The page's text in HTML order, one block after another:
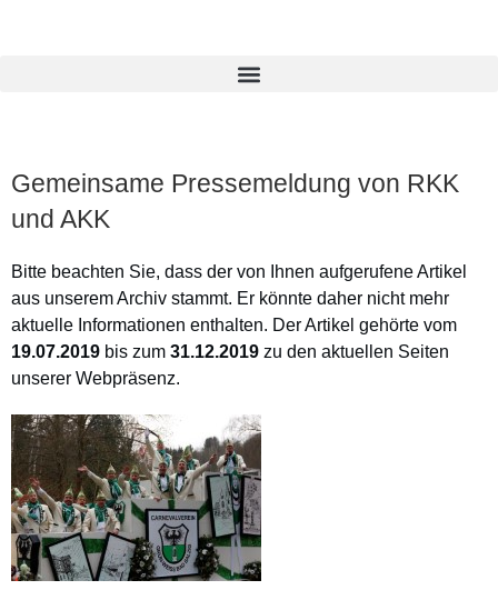
Gemeinsame Pressemeldung von RKK
und AKK
Bitte beachten Sie, dass der von Ihnen aufgerufene Artikel
aus unserem Archiv stammt. Er könnte daher nicht mehr
aktuelle Informationen enthalten. Der Artikel gehörte vom
19.07.2019 bis zum 31.12.2019 zu den aktuellen Seiten
unserer Webpräsenz.